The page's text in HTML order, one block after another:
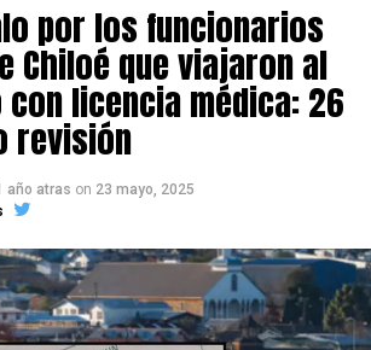
por los funcionarios
Chiloé que viajaron al
licencia médica: 26
revisión
año atras on 23 mayo, 2025